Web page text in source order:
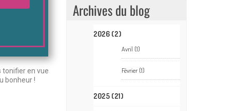
se
par le nez
!
tonifier en vue
bonheur !
Archives du blog
2026 (2)
Avril (1)
Février(1)
2025 (21)